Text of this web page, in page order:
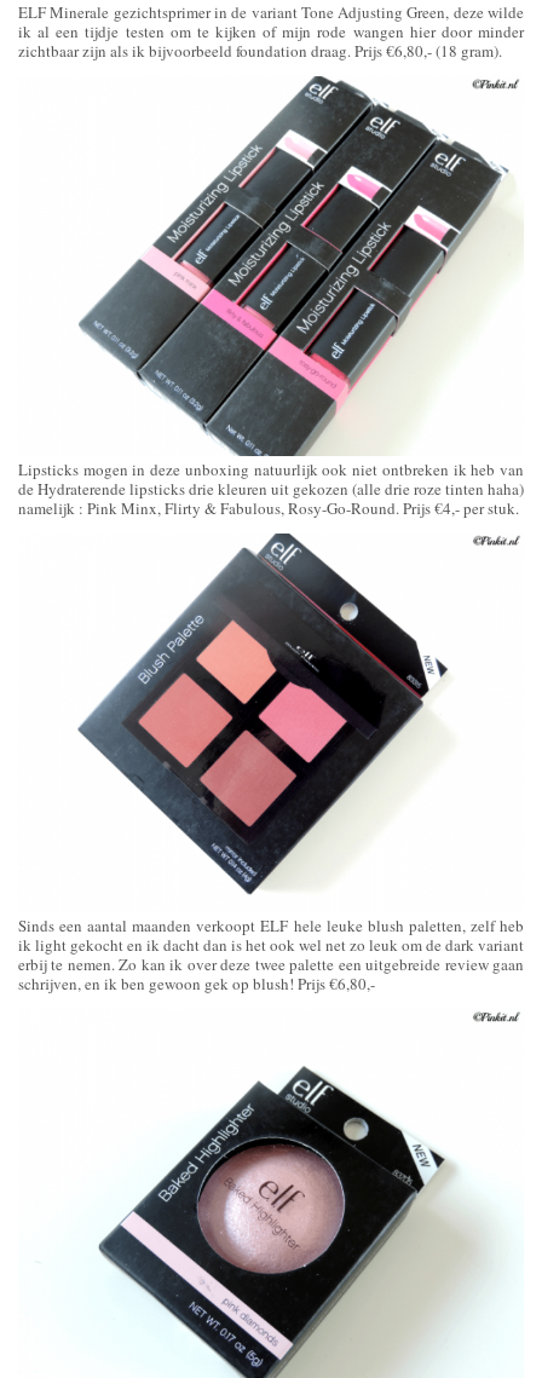
ELF Minerale gezichtsprimer in de variant Tone Adjusting Green, deze wilde
ik al een tijdje testen om te kijken of mijn rode wangen hier door minder
zichtbaar zijn als ik bijvoorbeeld foundation draag. Prijs €6,80,- (18 gram).
Lipsticks mogen in deze unboxing natuurlijk ook niet ontbreken ik heb van
de Hydraterende lipsticks drie kleuren uit gekozen (alle drie roze tinten haha)
namelijk : Pink Minx, Flirty & Fabulous, Rosy-Go-Round. Prijs €4,- per stuk.
Sinds een aantal maanden verkoopt ELF hele leuke blush paletten, zelf heb
ik light gekocht en ik dacht dan is het ook wel net zo leuk om de dark variant
erbij te nemen. Zo kan ik over deze twee palette een uitgebreide review gaan
schrijven, en ik ben gewoon gek op blush! Prijs €6,80,-